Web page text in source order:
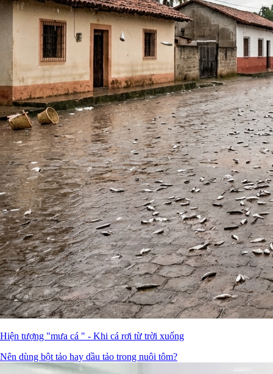
Hiện tượng "mưa cá " - Khi cá rơi từ trời xuống
Nên dùng bột tảo hay dầu tảo trong nuôi tôm?